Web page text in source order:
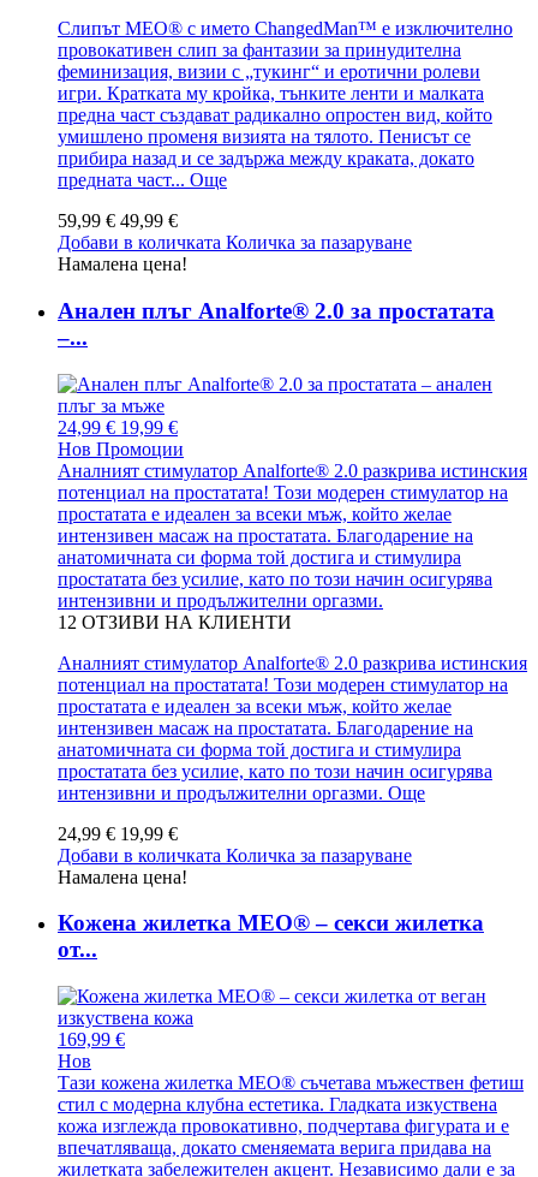
Слипът MEO® с името ChangedMan™ е изключително
провокативен слип за фантазии за принудителна
феминизация, визии с „тукинг“ и еротични ролеви
игри. Кратката му кройка, тънките ленти и малката
предна част създават радикално опростен вид, който
умишлено променя визията на тялото. Пенисът се
прибира назад и се задържа между краката, докато
предната част... Още
59,99 € 49,99 €
Добави в количката Количка за пазаруване
Намалена цена!
Анален плъг Analforte® 2.0 за простатата
–...
24,99 € 19,99 €
Нов Промоции
Аналният стимулатор Analforte® 2.0 разкрива истинския
потенциал на простатата! Този модерен стимулатор на
простатата е идеален за всеки мъж, който желае
интензивен масаж на простатата. Благодарение на
анатомичната си форма той достига и стимулира
простатата без усилие, като по този начин осигурява
интензивни и продължителни оргазми.
12 ОТЗИВИ НА КЛИЕНТИ
Аналният стимулатор Analforte® 2.0 разкрива истинския
потенциал на простатата! Този модерен стимулатор на
простатата е идеален за всеки мъж, който желае
интензивен масаж на простатата. Благодарение на
анатомичната си форма той достига и стимулира
простатата без усилие, като по този начин осигурява
интензивни и продължителни оргазми. Още
24,99 € 19,99 €
Добави в количката Количка за пазаруване
Намалена цена!
Кожена жилетка MEO® – секси жилетка
от...
169,99 €
Нов
Тази кожена жилетка MEO® съчетава мъжествен фетиш
стил с модерна клубна естетика. Гладката изкуствена
кожа изглежда провокативно, подчертава фигурата и е
впечатляваща, докато сменяемата верига придава на
жилетката забележителен акцент. Независимо дали е за